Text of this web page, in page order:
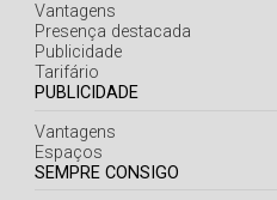
Vantagens
Presença destacada
Publicidade
Tarifário
PUBLICIDADE
Vantagens
Espaços
SEMPRE CONSIGO